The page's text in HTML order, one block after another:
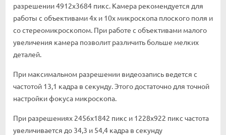
разрешении 4912x3684 пикс. Камера рекомендуется для
работы с объективами 4х и 10х микроскопа плоского поля и
со стереомикроскопом. При работе с объективами малого
увеличения камера позволит различить больше мелких
деталей.
При максимальном разрешении видеозапись ведется с
частотой 13,1 кадра в секунду. Этого достаточно для точной
настройки фокуса микроскопа.
При разрешениях 2456x1842 пикс и 1228x922 пикс частота
увеличивается до 34,3 и 54,4 кадра в секунду